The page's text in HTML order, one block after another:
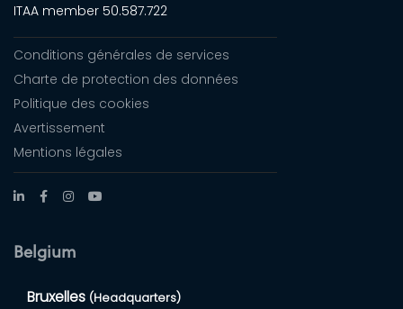
ITAA member 50.587.722
Conditions générales de services
Charte de protection des données
Politique des cookies
Avertissement
Mentions légales
Belgium
Bruxelles (Headquarters)